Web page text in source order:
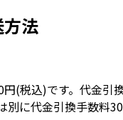
法
(税込)です。代金引
別に代金引換手数料